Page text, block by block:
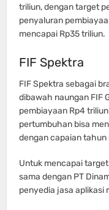
triliun, dengan target
penyaluran
mencapai Rp35 triliun.
FIF Spektra
FIF Spektra sebagai
dibawah naungan FIF
pembiayaan Rp4
pertumbuhan bisa
dengan capaian tahun
Untuk mencapai
sama dengan PT
penyedia jasa aplikasi